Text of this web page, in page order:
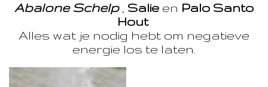
Abalone Schelp, Salie en Palo Santo
Hout
Alles wat je nodig hebt om negatieve
energie los te laten.